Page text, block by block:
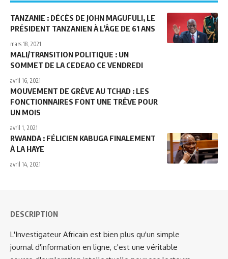
TANZANIE : DÉCÈS DE JOHN MAGUFULI, LE
PRÉSIDENT TANZANIEN À L’ÂGE DE 61 ANS
mars 18, 2021
MALI/TRANSITION POLITIQUE : UN
SOMMET DE LA CEDEAO CE VENDREDI
avril 16, 2021
MOUVEMENT DE GRÈVE AU TCHAD : LES
FONCTIONNAIRES FONT UNE TRÊVE POUR
UN MOIS
avril 1, 2021
RWANDA : FÉLICIEN KABUGA FINALEMENT
À LA HAYE
avril 14, 2021
DESCRIPTION
L'Investigateur Africain est bien plus qu'un simple
journal d'information en ligne, c'est une véritable